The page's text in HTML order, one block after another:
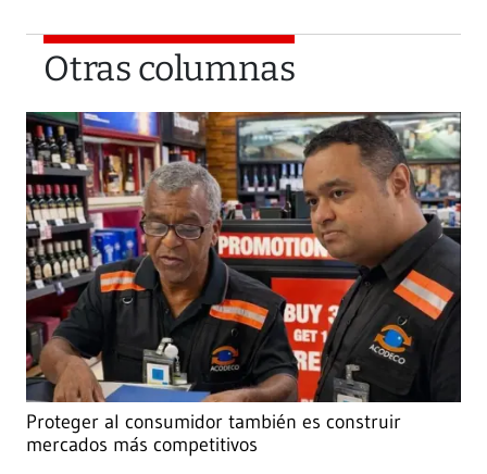
Otras columnas
Proteger al consumidor también es construir
mercados más competitivos